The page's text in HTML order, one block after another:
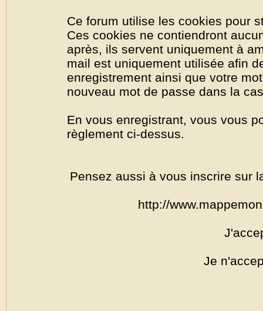
Ce forum utilise les cookies pour
Ces cookies ne contiendront
après, ils servent uniquement à
mail est uniquement utilisée afin
enregistrement ainsi que votre
nouveau mot de passe dans la
En vous enregistrant, vous vous
règlement ci-dessus.
Pensez aussi à vous inscrire sur
http://
Je